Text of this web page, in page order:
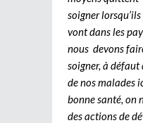
soigner
vont dans les
nous devons
soigner, à
de nos malades
bonne santé, on
des actions de